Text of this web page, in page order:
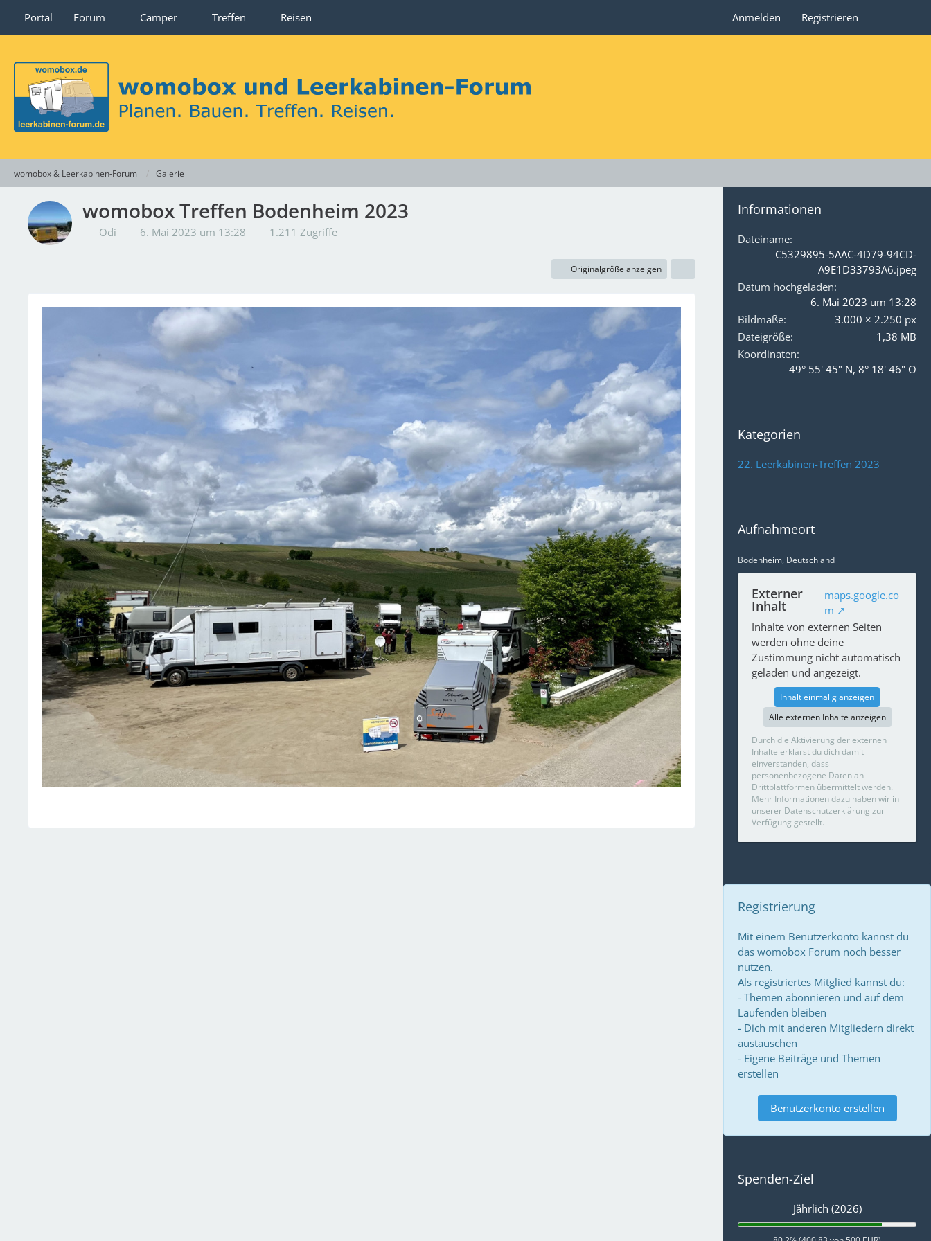
Portal Forum Camper Treffen Reisen Anmelden Registrieren
womobox & Leerkabinen-Forum Galerie
womobox Treffen Bodenheim 2023
Odi 6. Mai 2023 um 13:28 1.211 Zugriffe
Originalgröße anzeigen
Informationen
Dateiname
C5329895-5AAC-4D79-94CD-
A9E1D33793A6.jpeg
Datum hochgeladen
6. Mai 2023 um 13:28
Bildmaße
3.000 × 2.250 px
Dateigröße
1,38 MB
Koordinaten
49° 55' 45" N, 8° 18' 46" O
Kategorien
22. Leerkabinen-Treffen 2023
Aufnahmeort
Bodenheim, Deutschland
Externer
Inhalt
maps.google.co
m
Inhalte von externen Seiten
werden ohne deine
Zustimmung nicht automatisch
geladen und angezeigt.
Inhalt einmalig anzeigen
Alle externen Inhalte anzeigen
Durch die Aktivierung der externen
Inhalte erklärst du dich damit
einverstanden, dass
personenbezogene Daten an
Drittplattformen übermittelt werden.
Mehr Informationen dazu haben wir in
unserer Datenschutzerklärung zur
Verfügung gestellt.
Registrierung
Mit einem Benutzerkonto kannst du
das womobox Forum noch besser
nutzen.
Als registriertes Mitglied kannst du:
- Themen abonnieren und auf dem
Laufenden bleiben
- Dich mit anderen Mitgliedern direkt
austauschen
- Eigene Beiträge und Themen
erstellen
Benutzerkonto erstellen
Spenden-Ziel
Jährlich (2026)